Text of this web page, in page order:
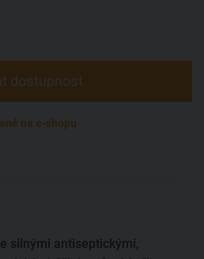
dostupnost
na e-shopu
silnými antiseptickými,